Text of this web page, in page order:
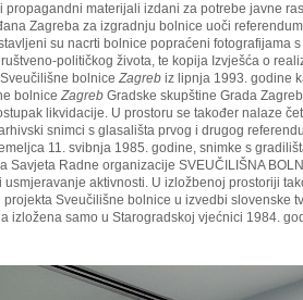
propagandni materijali izdani za potrebe javne
Zagreba za izgradnju bolnice uoči
su nacrti bolnice popraćeni fotografijama
političkog života, te kopija Izvješća o
bolnice Zagreb iz lipnja 1993. godine
bolnice Zagreb Gradske skupštine Grada
likvidacije. U prostoru se također nalaze
snimci s glasališta prvog i drugog
11. svibnja 1985. godine, snimke s
Savjeta Radne organizacije SVEUČILIŠNA
usmjeravanje aktivnosti. U izložbenoj prostoriji
Sveučilišne bolnice u izvedbi slovenske
izložena samo u Starogradskoj vjećnici 1984.